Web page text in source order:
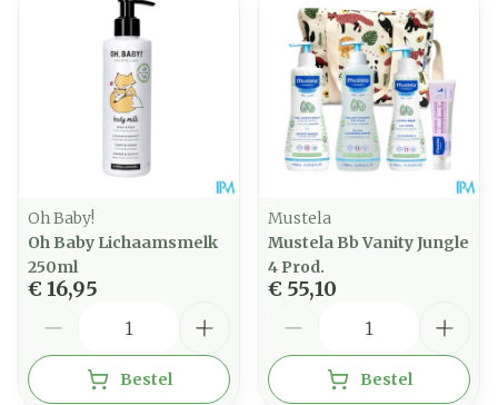
Oh Baby!
Oh Baby Lichaamsmelk
250ml
€ 16,95
Bestel
Mustela
Mustela Bb Vanity Jungle
4 Prod.
€ 55,10
Bestel